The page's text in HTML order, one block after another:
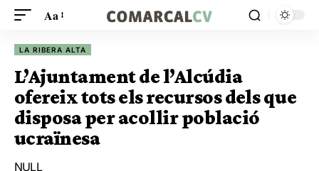
Aa
LA RIBERA ALTA
L’Ajuntament de l’Alcúdia
ofereix tots els recursos dels que
disposa per acollir població
ucraïnesa
NULL